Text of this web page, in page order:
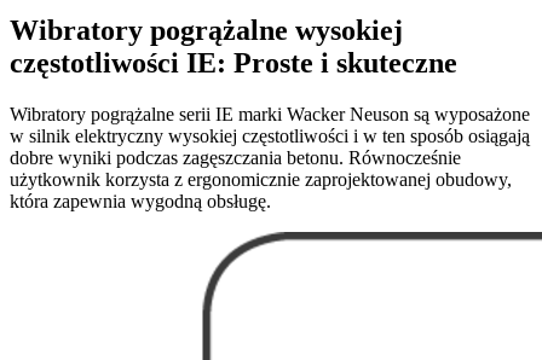
Wibratory pogrążalne wysokiej
częstotliwości IE: Proste i skuteczne
Wibratory pogrążalne serii IE marki Wacker Neuson są wyposażone
w silnik elektryczny wysokiej częstotliwości i w ten sposób osiągają
dobre wyniki podczas zagęszczania betonu. Równocześnie
użytkownik korzysta z ergonomicznie zaprojektowanej obudowy,
która zapewnia wygodną obsługę.